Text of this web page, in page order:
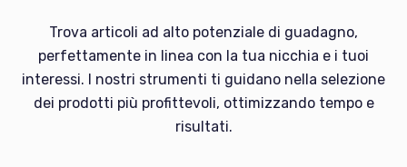
Trova articoli ad alto potenziale di guadagno,
perfettamente in linea con la tua nicchia e i tuoi
interessi. I nostri strumenti ti guidano nella selezione
dei prodotti più profittevoli, ottimizzando tempo e
risultati.